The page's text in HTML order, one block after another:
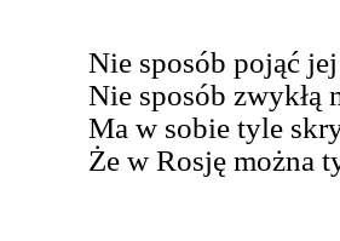
Nie sposób pojąć
Nie sposób zwykłą
Ma w sobie tyle
Że w Rosję można